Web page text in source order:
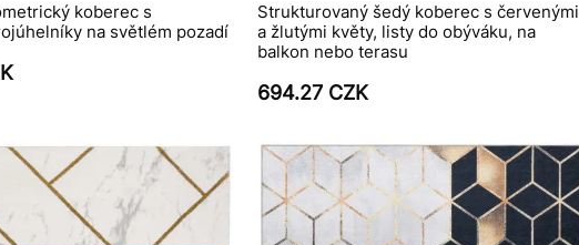
koberec s
na světlém pozadí
Strukturovaný šedý koberec s červenými
a žlutými květy, listy do obýváku, na
balkon nebo terasu
694.27 CZK